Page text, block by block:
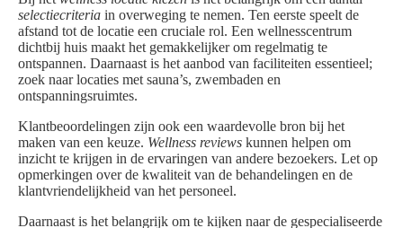
selectiecriteria in overweging te nemen. Ten eerste speelt de
afstand tot de locatie een cruciale rol. Een wellnesscentrum
dichtbij huis maakt het gemakkelijker om regelmatig te
ontspannen. Daarnaast is het aanbod van faciliteiten essentieel;
zoek naar locaties met sauna’s, zwembaden en
ontspanningsruimtes.
Klantbeoordelingen zijn ook een waardevolle bron bij het
maken van een keuze. Wellness reviews kunnen helpen om
inzicht te krijgen in de ervaringen van andere bezoekers. Let op
opmerkingen over de kwaliteit van de behandelingen en de
klantvriendelijkheid van het personeel.
Daarnaast is het belangrijk om te kijken naar de gespecialiseerde